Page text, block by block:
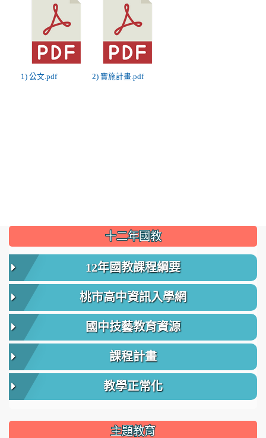
1) 公文.pdf 2) 實施計畫.pdf
::: 十二年國教
12年國教課程綱要
桃市高中資訊入學網
國中技藝教育資源
課程計畫
教學正常化
主題教育